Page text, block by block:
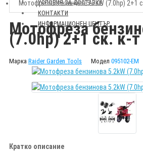
УСЛОВИЯ ЗА ДОСТАВКА
КОНТАКТИ
ИНФОРМАЦИОНЕН ЦЕНТЪР
Мотофреза бензинова 5.2kW (7.0hp) 2+1
Мотофреза
(7.0hp) 2+1 ск. к-
Марка Raider Garden Tools Модел 095102-EM
Кратко описание